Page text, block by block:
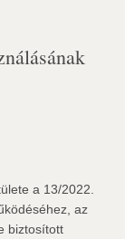
a 13/2022.
az
biztosított